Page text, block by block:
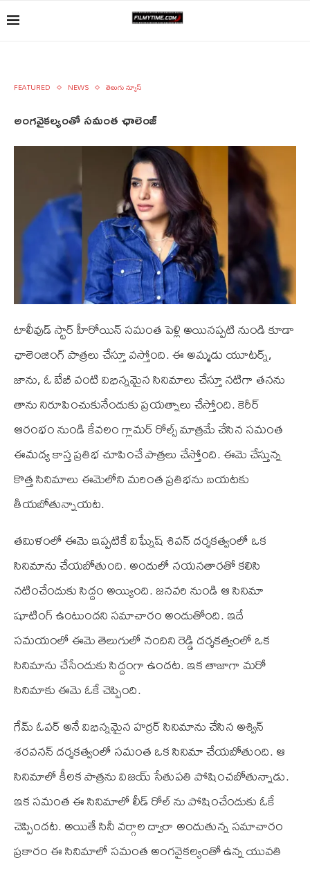
FEATURED NEWS తెలుగు న్యూస్
అంగవైకల్యంతో సమంత ఛాలెంజ్‌
టాలీవుడ్‌ స్టార్‌ హీరోయిన్‌ సమంత పెళ్లి అయినప్పటి నుండి కూడా
ఛాలెంజింగ్‌ పాత్రలు చేస్తూ వస్తోంది. ఈ అమ్మడు యూటర్న్‌,
జాను, ఓ బేబీ వంటి విభిన్నమైన సినిమాలు చేస్తూ నటిగా తనను
తాను నిరూపించుకునేందుకు ప్రయత్నాలు చేస్తోంది. కెరీర్‌
ఆరంభం నుండి కేవలం గ్లామర్‌ రోల్స్‌ మాత్రమే చేసిన సమంత
ఈమద్య కాస్త ప్రతిభ చూపించే పాత్రలు చేస్తోంది. ఈమె చేస్తున్న
కొత్త సినిమాలు ఈమెలోని మరింత ప్రతిభను బయటకు
తీయబోతున్నాయట.
తమిళంలో ఈమె ఇప్పటికే విఘ్నేష్‌ శివన్‌ దర్శకత్వంలో ఒక
సినిమాను చేయబోతుంది. అందులో నయనతారతో కలిసి
నటించేందుకు సిద్దం అయ్యింది. జనవరి నుండి ఆ సినిమా
షూటింగ్‌ ఉంటుందని సమాచారం అందుతోంది. ఇదే
సమయంలో ఈమె తెలుగులో నందిని రెడ్డి దర్శకత్వంలో ఒక
సినిమాను చేసేందుకు సిద్దంగా ఉందట. ఇక తాజాగా మరో
సినిమాకు ఈమె ఓకే చెప్పింది.
గేమ్‌ ఓవర్‌ అనే విభిన్నమైన హర్రర్‌ సినిమాను చేసిన అశ్విన్‌
శరవనన్‌ దర్శకత్వంలో సమంత ఒక సినిమా చేయబోతుంది. ఆ
సినిమాలో కీలక పాత్రను విజయ్‌ సేతుపతి పోషించబోతున్నాడు.
ఇక సమంత ఈ సినిమాలో లీడ్‌ రోల్‌ ను పోషించేందుకు ఓకే
చెప్పిందట. అయితే సినీ వర్గాల ద్వారా అందుతున్న సమాచారం
ప్రకారం ఈ సినిమాలో సమంత అంగవైకల్యంతో ఉన్న యువతి